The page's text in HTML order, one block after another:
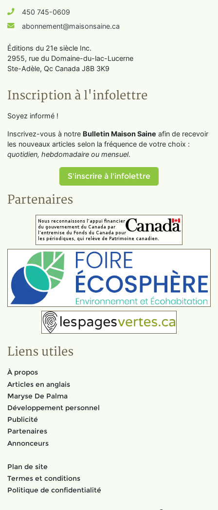
450 745-0609
abonnement@maisonsaine.ca
Éditions du 21e siècle Inc.
2955, rue du Domaine-du-lac-Lucerne
Ste-Adèle, Qc Canada J8B 3K9
Inscription à l'infolettre
Soyez informé !
Inscrivez-vous à notre Bulletin Maison Saine afin de recevoir
les nouveaux articles selon la fréquence de votre choix :
quotidien, hebdomadaire ou mensuel.
S'inscrire à l'infolettre
Partenaires
Liens utiles
À propos
Articles en anglais
Maryse De Palma
Développement personnel
Publicité
Partenaires
Annonceurs
Plan de site
Termes et conditions
Politique de confidentialité